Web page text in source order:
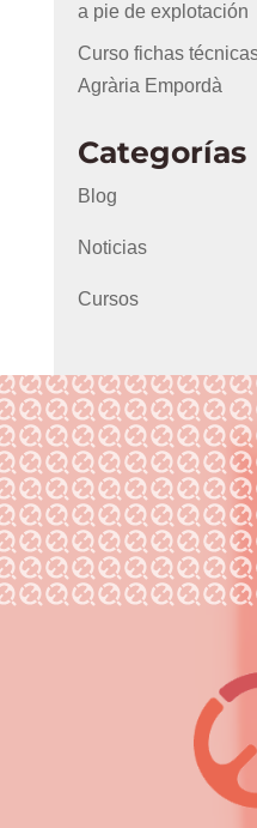
a pie de explotación
Curso fichas
Agrària Empordà
Categorías
Blog
Noticias
Cursos